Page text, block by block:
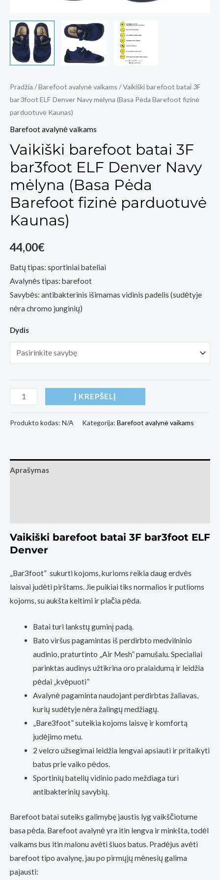
Pradžia /Barefoot avalynė vaikams / Vaikiški barefoot batai 3F
bar3foot ELF Denver Navy mėlyna (Basa Pėda Barefoot fizinė
parduotuvė Kaunas)
Barefoot avalynė vaikams
Vaikiški barefoot batai 3F
bar3foot ELF Denver Navy
mėlyna (Basa Pėda
Barefoot fizinė parduotuvė
Kaunas)
44,00€
Batų tipas: sportiniai bateliai
Avalynės tipas: barefoot
Savybės: antibakterinis išimamas vidinis padelis (sudėtyje
nėra chromo junginių)
Dydis
produkto
Vaikiški
3F
bar3foot
mėlyna
(Basa
Barefoot
fizinė
parduotuvė
Į KREPŠELĮ
Produkto kodas: N/A Kategorija: Barefoot avalynė vaikams
Aprašymas
Vaikiški barefoot batai 3F bar3foot ELF
Denver
„Bar3foot” sukurti kojoms, kurioms reikia daug erdvės
laisvai judėti pirštams. Jie puikiai tiks normalios ir putlioms
kojoms, su aukšta keltimi ir plačia pėda.
Batai turi lankstų guminį padą.
Bato viršus pagamintas iš perdirbto medvilninio
audinio, praturtinto „Air Mesh” pamušalu. Specialiai
parinktas audinys užtikrina oro pralaidumą ir leidžia
pėdai „kvėpuoti”
Avalynė pagaminta naudojant perdirbtas žaliavas,
kurių sudėtyje nėra žalingų medžiagų.
„Bare3foot” suteikia kojoms laisvę ir komfortą
judėjimo metu.
2 velcro užsegimai leidžia lengvai apsiauti ir pritaikyti
batus prie vaiko pėdos.
Sportinių batelių vidinio pado meždiaga turi
antibakterinių savybių.
Barefoot batai suteiks galimybę jaustis lyg vaikščiotume
basa pėda. Barefoot avalynė yra itin lengva ir minkšta, todėl
vaikams bus itin malonu avėti šiuos batus. Pradėjus avėti
barefoot tipo avalynę, jau po pirmųjų mėnesių galima
pajausti: